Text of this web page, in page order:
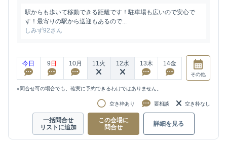
駅からも歩いて移動できる距離です！駐車場も広いので安心で
す！最寄りの駅から送迎もあるので...
しみず92さん
今日 9 日 10月 11 火 12水 13木 14金
その他
※問合せ可の場合でも、確実に予約できるわけではありません。
空き枠あり 要相談 空き枠なし
一括問合せ
リストに追加
この会場に
問合せ
詳細を見る